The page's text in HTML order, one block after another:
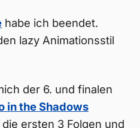
habe ich beendet.
lazy Animationsstil
der 6. und finalen
in the Shadows
ersten 3 Folgen und